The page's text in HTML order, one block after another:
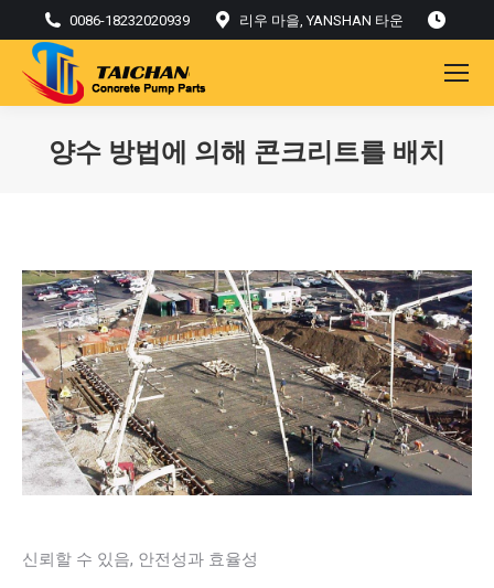
0086-18232020939 리우 마을, YANSHAN 타운
양수 방법에 의해 콘크리트를 배치
신뢰할 수 있음, 안전성과 효율성